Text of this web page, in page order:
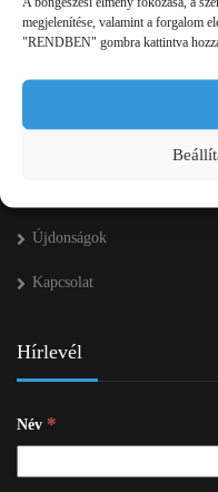
megjelenítése, valamint a forgalom
"RENDBEN" gombra kattintva
+36 53 552 283
Navigáció
Újdonságok
Kapcsolat
Hírlevél
Név *